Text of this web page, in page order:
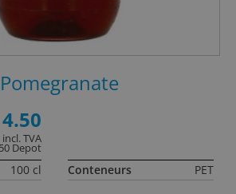
4.50
incl. TVA
Depot
100 cl Conteneurs PET